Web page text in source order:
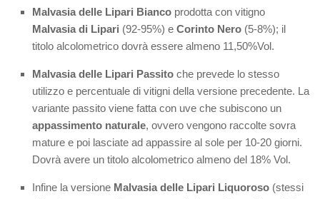
Malvasia delle Lipari Bianco prodotta con vitigno
Malvasia di Lipari (92-95%) e Corinto Nero (5-8%); il
titolo alcolometrico dovrà essere almeno 11,50%Vol.
Malvasia delle Lipari Passito che prevede lo stesso
utilizzo e percentuale di vitigni della versione precedente. La
variante passito viene fatta con uve che subiscono un
appassimento naturale, ovvero vengono raccolte sovra
mature e poi lasciate ad appassire al sole per 10-20 giorni.
Dovrà avere un titolo alcolometrico almeno del 18% Vol.
Infine la versione Malvasia delle Lipari Liquoroso (stessi